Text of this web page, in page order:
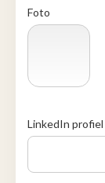
Foto
LinkedIn profiel